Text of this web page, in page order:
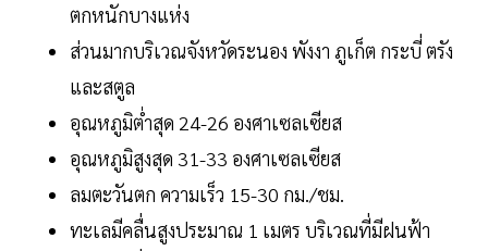
ตกหนักบางแห่ง
ส่วนมากบริเวณจังหวัดระนอง พังงา ภูเก็ต กระบี่ ตรัง
และสตูล
อุณหภูมิต่ำสุด 24-26 องศาเซลเซียส
อุณหภูมิสูงสุด 31-33 องศาเซลเซียส
ลมตะวันตก ความเร็ว 15-30 กม./ชม.
ทะเลมีคลื่นสูงประมาณ 1 เมตร บริเวณที่มีฝนฟ้า